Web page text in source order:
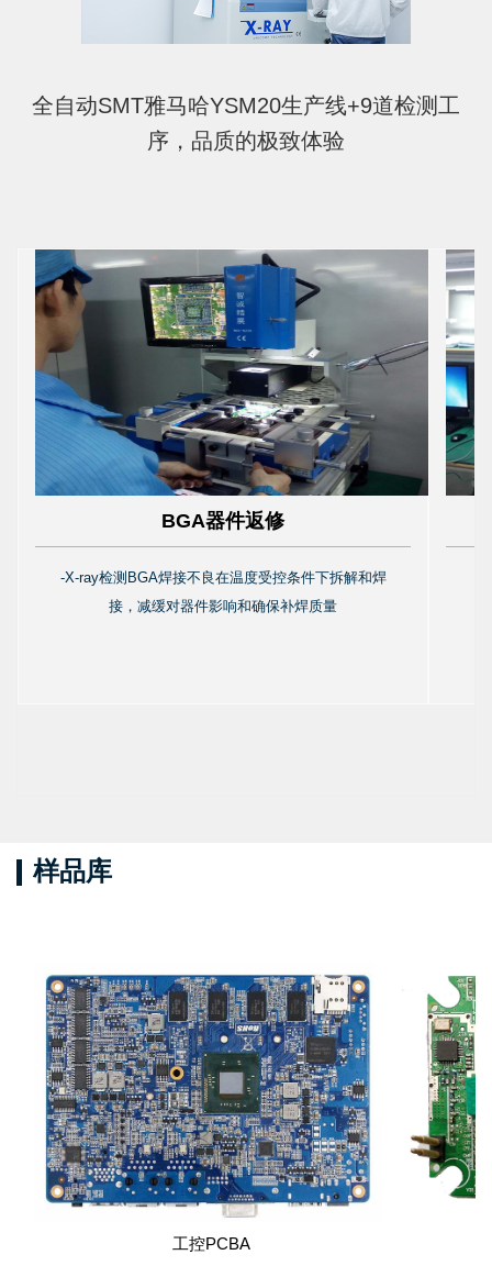
全自动SMT雅马哈YSM20生产线+9道检测工
序，品质的极致体验
QA检验
-规范出货成品检验，防止不合格产品被出货
样品库
工控PCBA